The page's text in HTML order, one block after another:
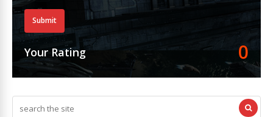
Submit
Your Rating 0